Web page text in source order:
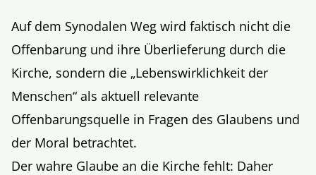
Auf dem Synodalen Weg wird faktisch nicht die
Offenbarung und ihre Überlieferung durch die
Kirche, sondern die „Lebenswirklichkeit der
Menschen“ als aktuell relevante
Offenbarungsquelle in Fragen des Glaubens und
der Moral betrachtet.
Der wahre Glaube an die Kirche fehlt: Daher